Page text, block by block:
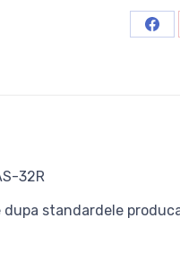
32R
standardele